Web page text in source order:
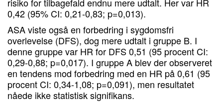
0,42 (95% CI: 0,21-0,83; p=0,013).
ASA viste også en forbedring i sygdomsfri
overlevelse (DFS), dog mere udtalt i gruppe B. I
denne gruppe var HR for DFS 0,51 (95 procent CI:
0,29-0,88; p=0,017). I gruppe A blev der observeret
en tendens mod forbedring med en HR på 0,61 (95
procent CI: 0,34-1,08; p=0,091), men resultatet
nåede ikke statistisk signifikans.